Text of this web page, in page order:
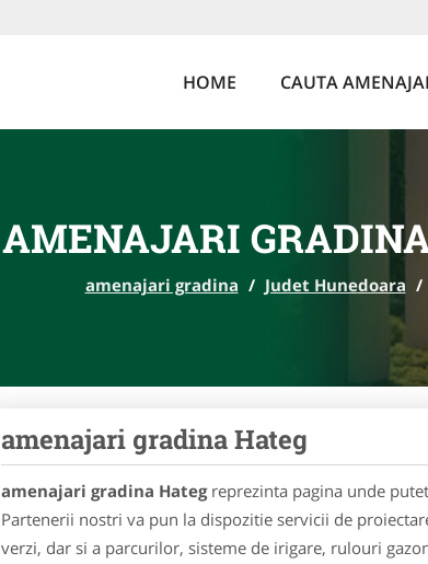
HOME CAUTA
AMENAJARI
amenajari gradina / Judet Hunedoara /
amenajari gradina Hateg
amenajari gradina Hategreprezinta pagina unde
Partenerii nostri va pun la dispozitie servicii de
verzi, dar si a parcurilor, sisteme de irigare, rulouri